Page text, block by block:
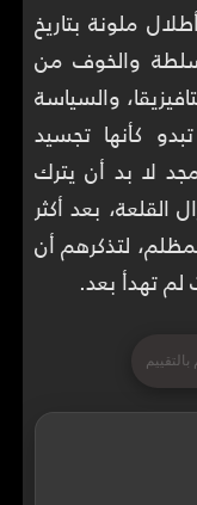
ملونة بتاريخ
والخوف من
والسياسة
كأنها تجسيد
لا بد أن يترك
القلعة، بعد أكثر
لتذكرهم أن
تهدأ بعد.